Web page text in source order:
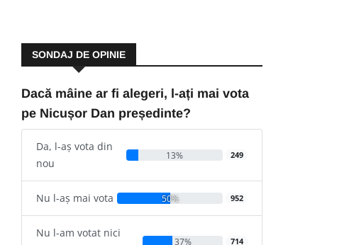
SONDAJ DE OPINIE
Dacă mâine ar fi alegeri, l-ați mai vota
pe Nicușor Dan președinte?
Da, l-aș vota din
nou
13% 249
Nu l-aș mai vota 50% 952
Nu l-am votat nici
37% 714